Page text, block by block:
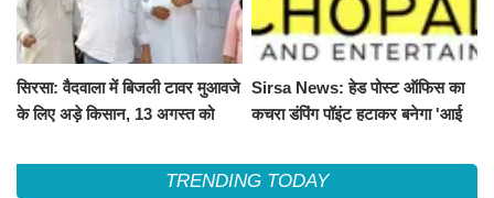
सिरसा: वैदवाला में बिजली टावर मुआवजे
के लिए अड़े किसान, 13 अगस्त को
Sirsa News: हेड पोस्ट ऑफिस का
कचरा डंपिंग पॉइंट हटाकर बनेगा 'आई
TRENDING TODAY